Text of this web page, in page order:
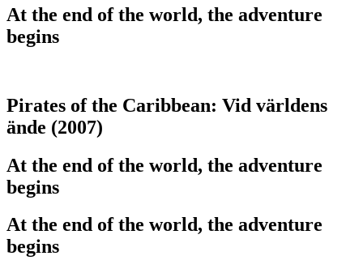
At the end of the world, the adventure
begins
Pirates of the Caribbean: Vid världens
ände (2007)
At the end of the world, the adventure
begins
At the end of the world, the adventure
begins